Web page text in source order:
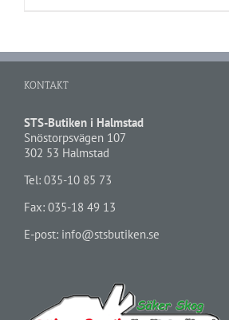
KONTAKT
STS-Butiken i Halmstad
Snöstorpsvägen 107
302 53 Halmstad
Tel: 035-10 85 73
Fax: 035-18 49 13
E-post: info@stsbutiken.se